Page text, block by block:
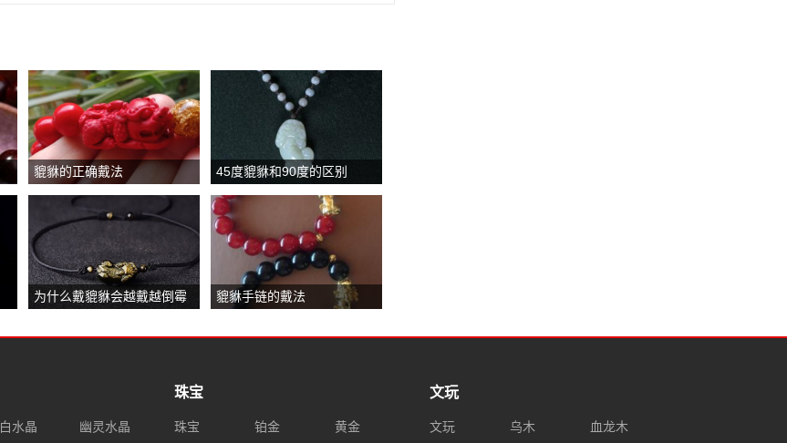
貔貅的正确戴法 45度貔貅和90度的区别
为什么戴貔貅会越戴越倒霉 貔貅手链的戴法
白水晶 幽灵水晶
珠宝
珠宝 铂金 黄金
文玩
文玩 乌木 血龙木